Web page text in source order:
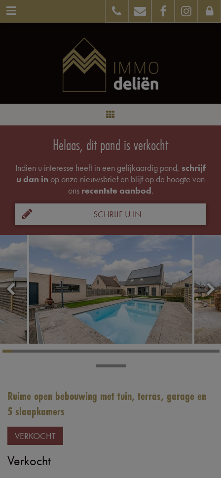
Helaas, dit pand is verkocht
Indien u interesse heeft in een gelijkaardig pand, schrijf
u dan in op onze nieuwsbrief en blijf op de hoogte van
ons recentste aanbod.
SCHRIJF U IN
Ruime open bebouwing met tuin, terras, garage en
5 slaapkamers
VERKOCHT
Verkocht